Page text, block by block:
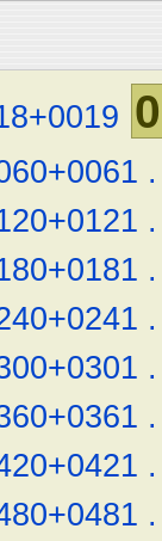
.
.
.
.
.
.
.
.